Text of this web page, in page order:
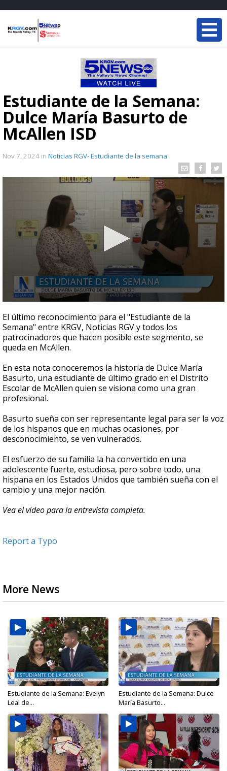
Estudiante de la Semana:
Dulce María Basurto de
McAllen ISD
Nov 7, 2024 in Noticias RGV- Estudiante de la semana
seconds
of
3
minutes,
35
seconds
El último reconocimiento para el "Estudiante de la
Semana" entre KRGV, Noticias RGV y todos los
patrocinadores que hacen posible este segmento, se
queda en McAllen.
En esta nota conoceremos la historia de Dulce María
Basurto, una estudiante de último grado en el Distrito
Escolar de McAllen quien se visiona como una gran
profesional.
Basurto sueña con ser representante legal para ser la voz
de los hispanos que en muchas ocasiones, por
desconocimiento, se ven vulnerados.
El esfuerzo de su familia la ha convertido en una
adolescente fuerte, estudiosa, pero sobre todo, una
hispana en los Estados Unidos que también sueña con el
cambio y una mejor nación.
Vea el video para la entrevista completa.
Report a Typo
More News
Estudiante de la Semana: Evelyn
Leal de...
Estudiante de la Semana: Dulce
María Basurto...